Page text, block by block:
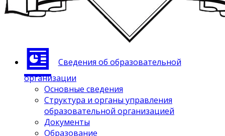
Сведения об образовательной
организации
Основные сведения
Структура и органы управления
образовательной организацией
Документы
Образование